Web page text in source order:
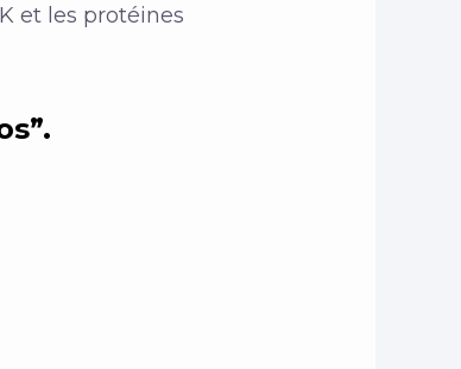
et les protéines